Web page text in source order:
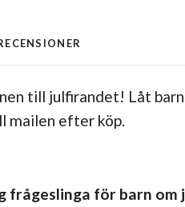
till julfirandet! Låt
mailen efter köp.
frågeslinga för barn om